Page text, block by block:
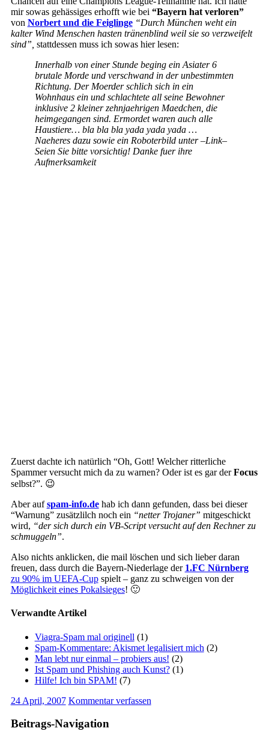
mir sowas gehässiges erhofft wie bei “Bayern hat verloren”
von Norbert und die Feiglinge “Durch München weht ein
kalter Wind Menschen hasten tränenblind weil sie so verzweifelt
sind”, stattdessen muss ich sowas hier lesen:
Innerhalb von einer Stunde beging ein Asiater 6
brutale Morde und verschwand in der unbestimmten
Richtung. Der Moerder schlich sich in ein
Wohnhaus ein und schlachtete all seine Bewohner
inklusive 2 kleiner zehnjaehrigen Maedchen, die
heimgegangen sind. Ermordet waren auch alle
Haustiere… bla bla bla yada yada yada …
Naeheres dazu sowie ein Roboterbild unter –Link–
Seien Sie bitte vorsichtig! Danke fuer ihre
Aufmerksamkeit
Zuerst dachte ich natürlich “Oh, Gott! Welcher ritterliche
Spammer versucht mich da zu warnen? Oder ist es gar derFocus
selbst?”. 😉
Aber aufspam-info.dehab ich dann gefunden, dass bei dieser
“Warnung” zusätzlilch noch ein “netter Trojaner” mitgeschickt
wird, “der sich durch ein VB-Script versucht auf den Rechner zu
schmuggeln”.
Also nichts anklicken, die mail löschen und sich lieber daran
freuen, dass durch die Bayern-Niederlage der 1.FC Nürnberg
zu 90% im UEFA-Cupspielt – ganz zu schweigen von der
Möglichkeit eines Pokalsieges! 🙂
Verwandte Artikel
Viagra-Spam mal originell (1)
Spam-Kommentare: Akismet legalisiert mich (2)
Man lebt nur einmal – probiers aus! (2)
Ist Spam und Phishing auch Kunst?(1)
Hilfe! Ich bin SPAM! (7)
24 April, 2007 Kommentar verfassen
Beitrags-Navigation